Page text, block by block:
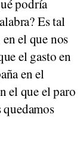
podría
Es tal
el que nos
el gasto en
en el
el que el paro